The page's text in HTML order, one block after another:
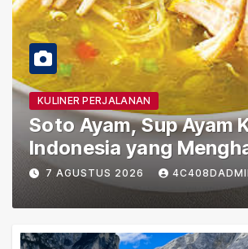
AKOMODASI
Auf Schönburg,
Kastil Abad
Sungai Rhein
6 AGUSTUS 2026